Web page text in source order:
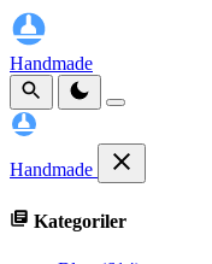
Handmade
Handmade
Kategoriler